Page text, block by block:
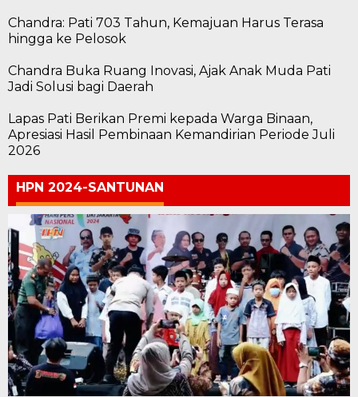
Chandra: Pati 703 Tahun, Kemajuan Harus Terasa
hingga ke Pelosok
Chandra Buka Ruang Inovasi, Ajak Anak Muda Pati
Jadi Solusi bagi Daerah
Lapas Pati Berikan Premi kepada Warga Binaan,
Apresiasi Hasil Pembinaan Kemandirian Periode Juli
2026
HPN 2024-SANTUNAN